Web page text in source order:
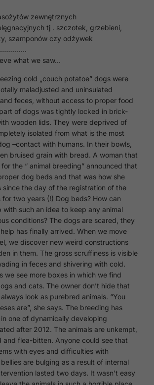
zewnętrznych
tj . szczotek, grzebieni,
szamponów czy odżywek
what we saw…
cold „couch potatoe” dogs were
maladjusted and uninsulated
feces, without access to proper food
of dogs was tightly locked in brick-
wooden lids. They were deprived of
isolated from what is the most
–contact with humans. In their bowls,
bruised grain with bread. A woman that
the “ animal breeding” announced that
dog beds and that was how she
since the day of the registration of the
two years (!) Dog beds? How can
with such an idea to keep any animal
conditions? The dogs are scared, they
has finally arrived. When we move
we discover new weird constructions
in them. The gross scruffiness is visible
in feces and shivering with cold.
we see more boxes in which we find
and cats. The owner don’t hide that
look as purebred animals. “You
are”, she says. The breeding has
one of dynamically developing
after 2012. The animals are unkempt,
and flea-bitten. Anyone could see that
with eyes and difficulties with
are bulging as a result of internal
lasted two days. It wasn’t easy